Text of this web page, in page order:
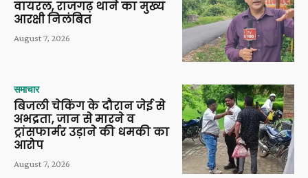
वायरल, राजगढ़ थाने का मुख्य
आरक्षी निलंबित
August 7, 2026
समाचार
बिजली चेकिंग के दौरान जेई से
अभद्रता, जान से मारने व
ट्रांसफार्मर उड़ाने की धमकी का
आरोप
August 7, 2026